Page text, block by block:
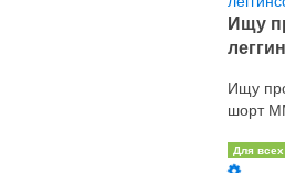
Ищу
Ищу
шорт
Для всех